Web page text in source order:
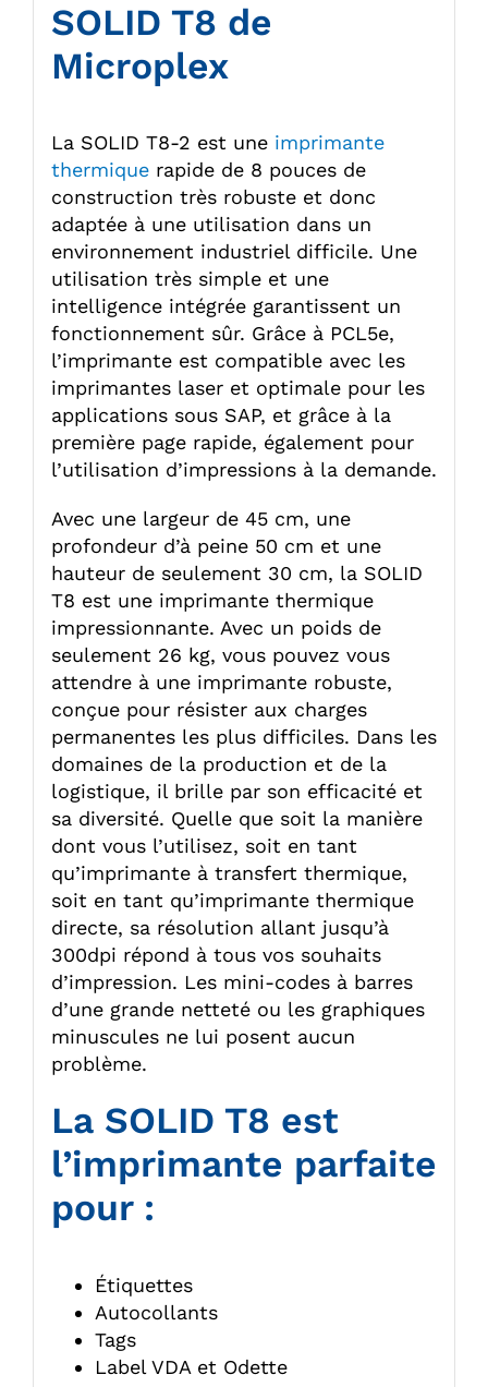
SOLID T8 de
Microplex
La SOLID T8-2 est une imprimante
thermiquerapide de 8 pouces de
construction très robuste et donc
adaptée à une utilisation dans un
environnement industriel difficile. Une
utilisation très simple et une
intelligence intégrée garantissent un
fonctionnement sûr. Grâce à PCL5e,
l’imprimante est compatible avec les
imprimantes laser et optimale pour les
applications sous SAP, et grâce à la
première page rapide, également pour
l’utilisation d’impressions à la demande.
Avec une largeur de 45 cm, une
profondeur d’à peine 50 cm et une
hauteur de seulement 30 cm, la SOLID
T8 est une imprimante thermique
impressionnante. Avec un poids de
seulement 26 kg, vous pouvez vous
attendre à une imprimante robuste,
conçue pour résister aux charges
permanentes les plus difficiles. Dans les
domaines de la production et de la
logistique, il brille par son efficacité et
sa diversité. Quelle que soit la manière
dont vous l’utilisez, soit en tant
qu’imprimante à transfert thermique,
soit en tant qu’imprimante thermique
directe, sa résolution allant jusqu’à
300dpi répond à tous vos souhaits
d’impression. Les mini-codes à barres
d’une grande netteté ou les graphiques
minuscules ne lui posent aucun
problème.
La SOLID T8 est
l’imprimante parfaite
pour :
Étiquettes
Autocollants
Tags
Label VDA et Odette